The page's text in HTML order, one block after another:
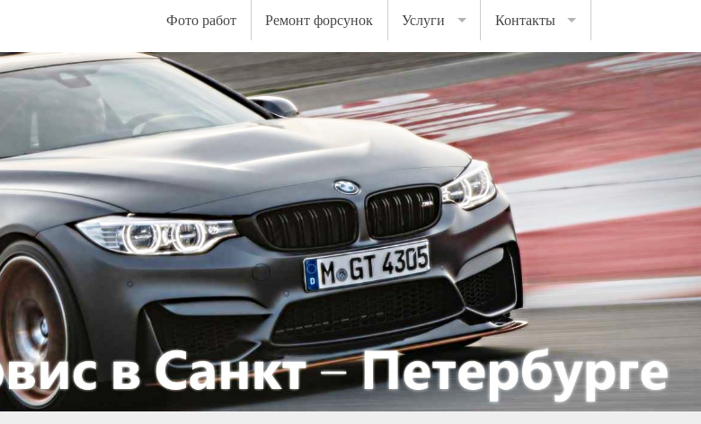
Фото работ Ремонт форсунок Услуги Контакты